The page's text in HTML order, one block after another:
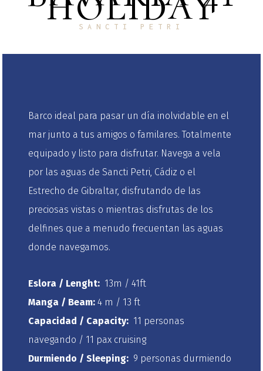
SANCTI PETRI
Barco ideal para pasar un día inolvidable en el
mar junto a tus amigos o familares. Totalmente
equipado y listo para disfrutar. Navega a vela
por las aguas de Sancti Petri, Cádiz o el
Estrecho de Gibraltar, disfrutando de las
preciosas vistas o mientras disfrutas de los
delfines que a menudo frecuentan las aguas
donde navegamos.
Eslora / Lenght: 13m / 41ft
Manga / Beam:4 m / 13 ft
Capacidad / Capacity: 11 personas
navegando / 11 pax cruising
Durmiendo / Sleeping: 9 personas durmiendo